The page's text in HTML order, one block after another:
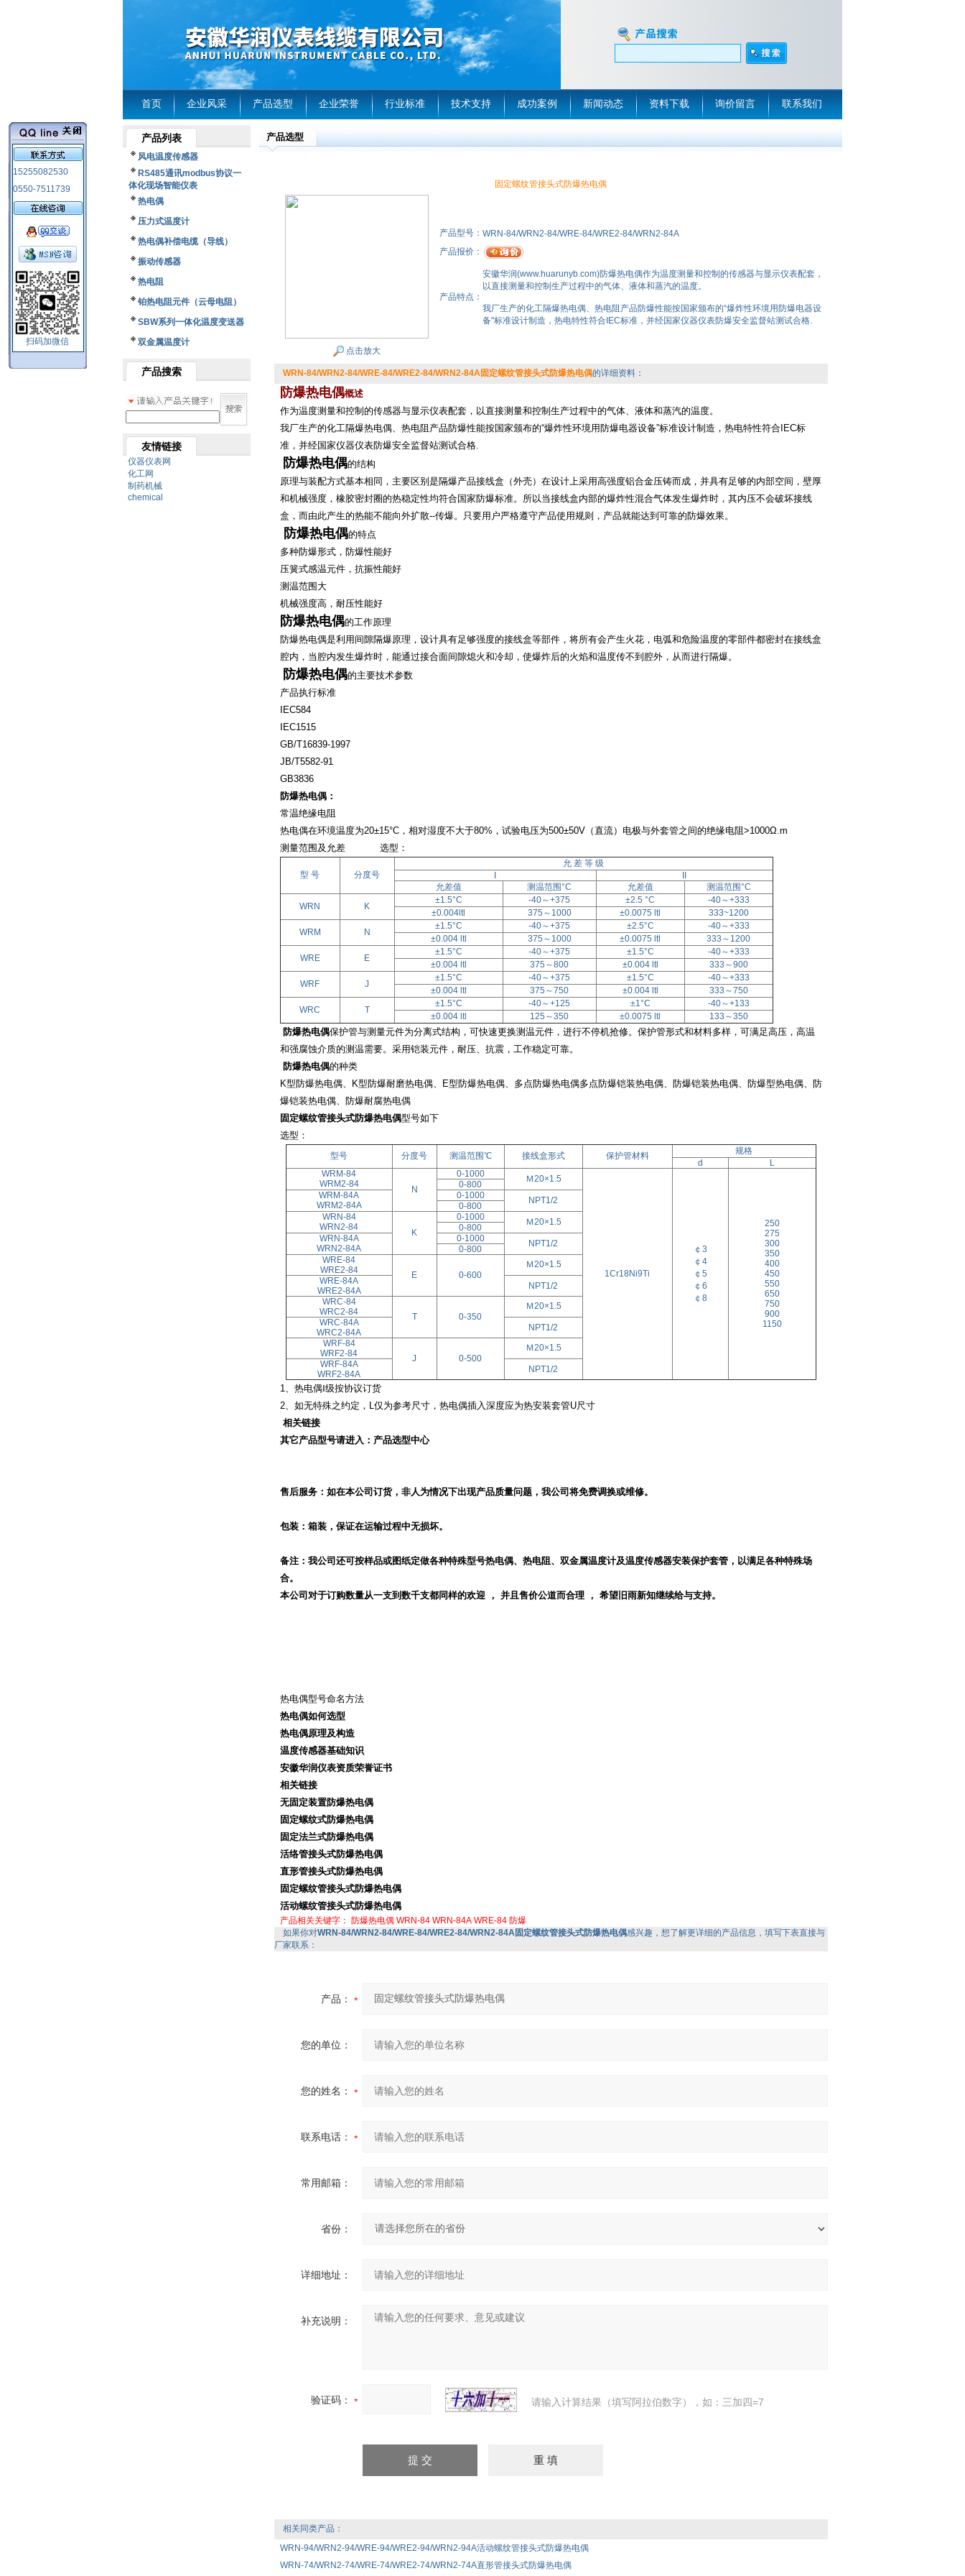
首页 企业风采 产品选型 企业荣誉 行业标准 技术支持 成功案例 新闻动态 资料下载 询价留言 联系我们
15255082530
0550-7511739
扫码加微信
产品列表
风电温度传感器
RS485通讯modbus协议一
体化现场智能仪表
热电偶
压力式温度计
热电偶补偿电缆（导线）
振动传感器
热电阻
铂热电阻元件（云母电阻）
SBW系列一体化温度变送器
双金属温度计
产品搜索
友情链接
仪器仪表网
化工网
制药机械
chemical
产品选型
固定螺纹管接头式防爆热电偶
点击放大
产品型号： WRN-84/WRN2-84/WRE-84/WRE2-84/WRN2-84A
产品报价：
产品特点：
安徽华润(www.huarunyb.com)防爆热电偶作为温度测量和控制的传感器与显示仪表配套，
以直接测量和控制生产过程中的气体、液体和蒸汽的温度。
我厂生产的化工隔爆热电偶、热电阻产品防爆性能按国家颁布的“爆炸性环境用防爆电器设
备"标准设计制造，热电特性符合IEC标准，并经国家仪器仪表防爆安全监督站测试合格.
WRN-84/WRN2-84/WRE-84/WRE2-84/WRN2-84A固定螺纹管接头式防爆热电偶的详细资料：
防爆热电偶概述
作为温度测量和控制的传感器与显示仪表配套，以直接测量和控制生产过程中的气体、液体和蒸汽的温度。
我厂生产的化工隔爆热电偶、热电阻产品防爆性能按国家颁布的“爆炸性环境用防爆电器设备”标准设计制造，热电特性符合IEC标
准，并经国家仪器仪表防爆安全监督站测试合格.
防爆热电偶的结构
原理与装配方式基本相同，主要区别是隔爆产品接线盒 （外壳） 在设计上采用高强度铝合金压铸而成，并具有足够的内部空间，壁厚
和机械强度，橡胶密封圈的热稳定性均符合国家防爆标准。所以当接线盒内部的爆炸性混合气体发生爆炸时，其内压不会破坏接线
盒，而由此产生的热能不能向外扩散--传爆。只要用户严格遵守产品使用规则，产品就能达到可靠的防爆效果。
防爆热电偶的特点
多种防爆形式，防爆性能好
压簧式感温元件，抗振性能好
测温范围大
机械强度高，耐压性能好
防爆热电偶的工作原理
防爆热电偶是利用间隙隔爆原理，设计具有足够强度的接线盒等部件，将所有会产生火花，电弧和危险温度的零部件都密封在接线盒
腔内，当腔内发生爆炸时，能通过接合面间隙熄火和冷却，使爆炸后的火焰和温度传不到腔外，从而进行隔爆。
防爆热电偶的主要技术参数
产品执行标准
IEC584
IEC1515
GB/T16839-1997
JB/T5582-91
GB3836
防爆热电偶：
常温绝缘电阻
热电偶在环境温度为20±15°C，相对湿度不大于80% ，试验电压为500±50V（直流） 电极与外套管之间的绝缘电阻 >1000Ω.m
测量范围及允差 选型：
型 号 分度号
允 差 等 级
允差值
测温范围°C 允差值 测温范围°C
WRN
K
±1.5°C -40～+375 ±2.5 °C -40～+333
±0.004ltl
375 ～ 1000 ±0.0075 ltl
333~1200
WRM
N
±1.5°C -40～+375 ±2.5°C -40～+333
±0.004 ltl
375 ～ 1000 ±0.0075 ltl 333 ～ 1200
WRE
E
±1.5°C -40～+375 ±1.5°C -40～+333
±0.004 ltl
375 ～800 ±0.004 ltl 333 ～900
WRF
J
±1.5°C -40～+375 ±1.5°C -40～+333
±0.004 ltl
375 ～750 ±0.004 ltl 333 ～750
WRC
T
±1.5°C -40～+125 ±1°C -40～+133
±0.004 ltl
125 ～350 ±0.0075 ltl 133 ～350
防爆热电偶保护管与测量元件为分离式结构，可快速更换测温元件，进行不停机抢修。保护管形式和材料多样，可满足高压，高温
和强腐蚀介质的测温需要。采用铠装元件，耐压、抗震，工作稳定可靠。
防爆热电偶的种类
K型防爆热电偶、 K型防爆耐磨热电偶、 E型防爆热电偶、多点防爆热电偶多点防爆铠装热电偶、防爆铠装热电偶、防爆型热电偶、防
爆铠装热电偶、防爆耐腐热电偶
固定螺纹管接头式防爆热电偶型号如下
选型：
型号 分度号 测温范围℃ 接线盒形式 保护管材料
规格
d
L
WRM-84
WRM2-84
N
0-1000 Ｍ20×1.5
1Cr18Ni9Ti
￠3
￠4
￠5
￠6
￠8
250
275
300
350
400
450
550
650
750
900
1150
0-800
WRM-84A
WRM2-84A
0-1000 NPT1/2
0-800
WRN-84
WRN2-84
K
0-1000 Ｍ20×1.5
0-800
WRN-84A
WRN2-84A
0-1000 NPT1/2
0-800
WRE-84
WRE2-84
E 0-600
Ｍ20×1.5
WRE-84A
WRE2-84A
NPT1/2
WRC-84
WRC2-84
T 0-350
Ｍ20×1.5
WRC-84A
WRC2-84A
NPT1/2
WRF-84
WRF2-84
J 0-500
Ｍ20×1.5
WRF-84A
WRF2-84A
NPT1/2
1、热电偶Ⅰ级按协议订货
2、如无特殊之约定，L仅为参考尺寸，热电偶插入深度应为热安装套管U尺寸
相关链接
其它产品型号请进入： 产品选型中心
售后服务：如在本公司订货，非人为情况下出现产品质量问题，我公司将免费调换或维修。
包装：箱装，保证在运输过程中无损坏。
备注：我公司还可按样品或图纸定做各种特殊型号热电偶、热电阻、双金属温度计及温度传感器安装保护套管，以满足各种特殊场
合。
本公司对于订购数量从一支到数千支都同样的欢迎
， 并且售价公道而合理 ， 希望旧雨新知继续给与支持。
热电偶型号命名方法
热电偶如何选型
热电偶原理及构造
温度传感器基础知识
安徽华润仪表资质荣誉证书
相关链接
无固定装置防爆热电偶
固定螺纹式防爆热电偶
固定法兰式防爆热电偶
活络管接头式防爆热电偶
直形管接头式防爆热电偶
固定螺纹管接头式防爆热电偶
活动螺纹管接头式防爆热电偶
产品相关关键字： 防爆热电偶 WRN-84 WRN-84A WRE-84 防爆
如果你对WRN-84/WRN2-84/WRE-84/WRE2-84/WRN2-84A固定螺纹管接头式防爆热电偶感兴趣，想了解更详细的产品信息，填写下表直接与
厂家联系：
产品：
您的单位：
您的姓名：
联系电话：
常用邮箱：
省份：
详细地址：
补充说明：
验证码： 请输入计算结果（填写阿拉伯数字），如：三加四=7
相关同类产品：
WRN-94/WRN2-94/WRE-94/WRE2-94/WRN2-94A活动螺纹管接头式防爆热电偶
WRN-74/WRN2-74/WRE-74/WRE2-74/WRN2-74A直形管接头式防爆热电偶